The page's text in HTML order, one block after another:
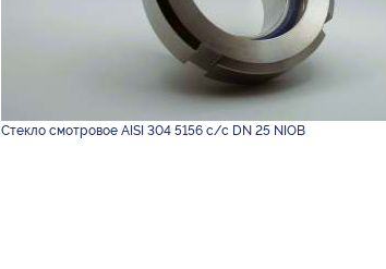
Стекло смотровое AISI 304 5156 с/с DN 25 NIOB